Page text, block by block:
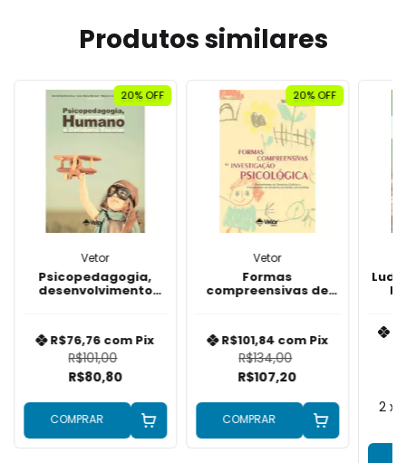
Produtos similares
20% OFF
Vetor
Psicopedagogia,
desenvolvimento
R$101,00
R$80,80
R$76,76 comPix
COMPRAR
20% OFF
Vetor
Formas
compreensivas de
R$134,00
R$107,20
R$101,84 comPix
COMPRAR
2 x